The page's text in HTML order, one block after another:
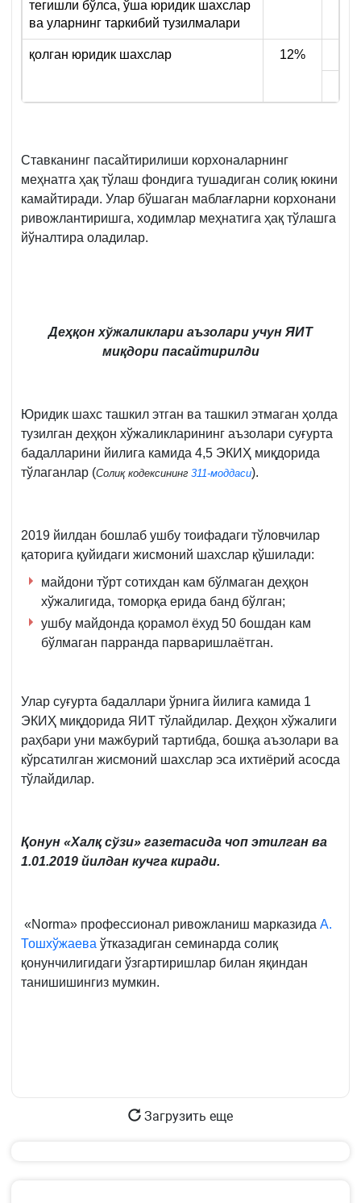
тегишли бўлса, ўша юридик шахслар
ва уларнинг таркибий тузилмалари
қолган юридик шахслар 12%
Ставканинг пасайтирилиши корхоналарнинг
меҳнатга ҳақ тўлаш фондига тушадиган солиқ юкини
камайтиради. Улар бўшаган маблағларни корхонани
ривожлантиришга, ходимлар меҳнатига ҳақ тўлашга
йўналтира оладилар.
Деҳқон хўжаликлари аъзолари учун ЯИТ
миқдори пасайтирилди
Юридик шахс ташкил этган ва ташкил этмаган ҳолда
тузилган деҳқон хўжаликларининг аъзолари суғурта
бадалларини йилига камида 4,5 ЭКИҲ миқдорида
тўлаганлар (Солиқ кодексининг 311-моддаси).
2019 йилдан бошлаб ушбу тоифадаги тўловчилар
қаторига қуйидаги жисмоний шахслар қўшилади:
майдони тўрт сотихдан кам бўлмаган деҳқон
хўжалигида, томорқа ерида банд бўлган;
ушбу майдонда қорамол ёхуд 50 бошдан кам
бўлмаган парранда парваришлаётган.
Улар суғурта бадаллари ўрнига йилига камида 1
ЭКИҲ миқдорида ЯИТ тўлайдилар. Деҳқон хўжалиги
раҳбари уни мажбурий тартибда, бошқа аъзолари ва
кўрсатилган жисмоний шахслар эса ихтиёрий асосда
тўлайдилар.
Қонун «Халқ сўзи» газетасида чоп этилган ва
1.01.2019 йилдан кучга киради.
«Norma» профессионал ривожланиш марказида А.
Тошхўжаева ўтказадиган семинарда солиқ
қонунчилигидаги ўзгартиришлар билан яқиндан
танишишингиз мумкин.
Загрузить еще